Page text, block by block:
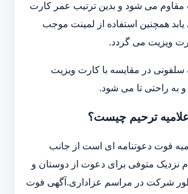
مقاوم می شود و بدین ترتیب عمر کارت
همچنین استفاده از لمینت موجب
ویزیت می گردد.
سلفونی در مقایسه با کارت ویزیت
و به راحتی تا می شود.
ترحیم چیست؟
فوت دعوتنامه ای است از جانب
نزدیک متوفی برای دعوت از دوستان و
شرکت در مراسم عزاداری.آگهی فوت